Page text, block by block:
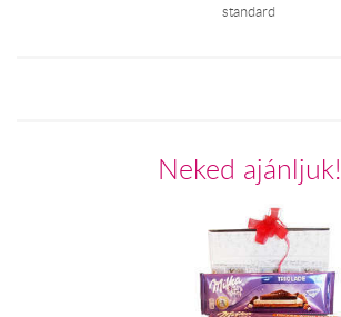
standard
Neked ajánljuk!